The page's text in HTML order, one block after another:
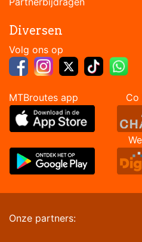
Diversen
Volg ons op
MTBroutes app Co
Onze partners: